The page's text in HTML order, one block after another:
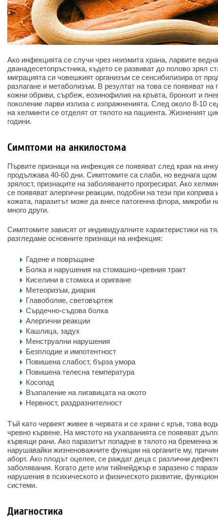
Ако инфекцията се случи чрез неизмита храна, ларвите
дванадесетопръстника, където се развиват до полово зрял
миграцията си човешкият организъм се сенсибилизира от
разлагане и метаболизъм. В резултат на това се появяват на
кожни обриви, сърбеж, еозинофилия на кръвта, бронхит и
поколение ларви излиза с изпражненията. След около 8-10
на хелминти се отделят от тялото на пациента. Жизненият
години.
Симптоми на анкилостома
Първите признаци на инфекция се появяват след края на
продължава 40-60 дни. Симптомите са слаби, но веднага щом
зрялост, признаците на заболяването прогресират. Ако
се появяват алергични реакции, подобни на тези при
кожата, паразитът може да внесе патогенна флора, микроби
много други.
Симптомите зависят от индивидуалните характеристики на
разгледаме основните признаци на инфекция:
Гадене и повръщане
Болка и нарушения на стомашно-чревния тракт
Киселини в стомаха и оригване
Метеоризъм, диария
Главоболие, световъртеж
Сърдечно-съдова болка
Алергични реакции
Кашлица, задух
Менструални нарушения
Безплодие и импотентност
Повишена слабост, бърза умора
Повишена телесна температура
Косопад
Възпаление на лигавицата на окото
Нервност, раздразнителност
Тъй като червеят живее в червата и се храни с кръв, това
чревно кървене. На мястото на ухапванията се появяват
кървящи рани. Ако паразитът попадне в тялото на бременна
нарушавайки жизненоважните функции на органите му,
аборт. Ако плодът оцелее, се раждат деца с различни
заболявания. Когато дете или тийнейджър е заразено с
нарушения в психическото и физическото развитие,
системи.
Диагностика